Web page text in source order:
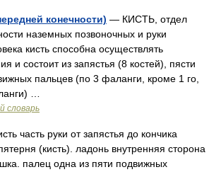
конечности) — КИСТЬ, отдел
наземных позвоночных и руки
кисть способна осуществлять
и состоит из запястья (8 костей), пясти
пальцев (по 3 фаланги, кроме 1 го,
…
словарь
часть руки от запястья до кончика
(кисть). ладонь внутренняя сторона
палец одна из пяти подвижных